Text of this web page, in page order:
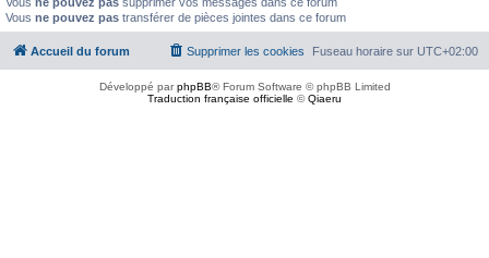
Vous ne pouvez pas transférer de pièces jointes dans ce forum
Accueil du forum Fuseau horaire sur UTC+02:00
Supprimer les cookies
Développé parphpBB® Forum Software © phpBB Limited
Traduction française officielle ©Qiaeru